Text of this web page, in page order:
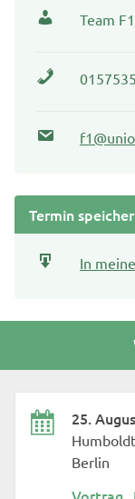
Team F1
Termin
In
25.
Berlin